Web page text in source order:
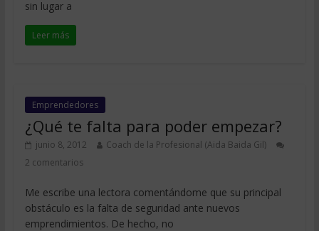
sin lugar a
Leer más
Emprendedores
¿Qué te falta para poder empezar?
junio 8, 2012
Coach de la Profesional (Aida Baida Gil)
2 comentarios
Me escribe una lectora comentándome que su principal
obstáculo es la falta de seguridad ante nuevos
emprendimientos. De hecho, no